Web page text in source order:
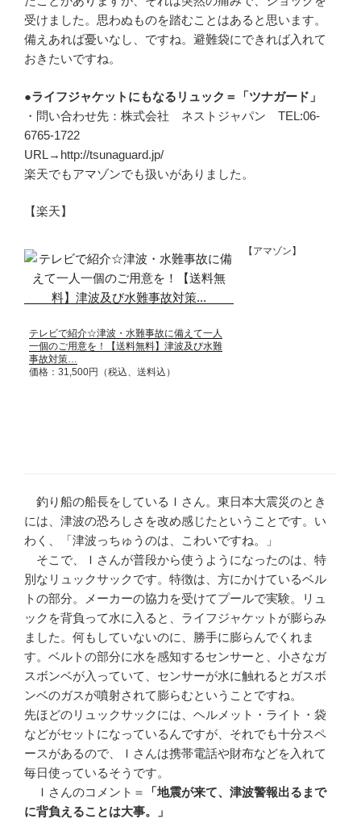
受けました。思わぬものを踏むことはあると思います。
備えあれば憂いなし、ですね。避難袋にできれば入れて
おきたいですね。
●ライフジャケットにもなるリュック＝「ツナガード」
・問い合わせ先：株式会社 ネストジャパン TEL:06-
6765-1722
URL→http://tsunaguard.jp/
楽天でもアマゾンでも扱いがありました。
【楽天】
テレビで紹介☆津波・水難事故に備えて一人
一個のご用意を！【送料無料】津波及び水難
事故対策…
価格：31,500円（税込、送料込）
【アマゾン】
釣り船の船長をしているＩさん。東日本大震災のとき
には、津波の恐ろしさを改め感じたということです。い
わく、「津波っちゅうのは、こわいですね。」
そこで、Ｉさんが普段から使うようになったのは、特
別なリュックサックです。特徴は、方にかけているベル
トの部分。メーカーの協力を受けてプールで実験。リュ
ックを背負って水に入ると、ライフジャケットが膨らみ
ました。何もしていないのに、勝手に膨らんでくれま
す。ベルトの部分に水を感知するセンサーと、小さなガ
スボンベが入っていて、センサーが水に触れるとガスボ
ンベのガスが噴射されて膨らむということですね。
先ほどのリュックサックには、ヘルメット・ライト・袋
などがセットになっているんですが、それでも十分スペ
ースがあるので、Ｉさんは携帯電話や財布などを入れて
毎日使っているそうです。
Ｉさんのコメント＝
「地震が来て、津波警報出るまで
に背負えることは大事。」